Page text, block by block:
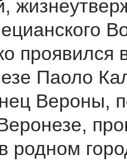
проявился
Паоло
Вероны,
родном